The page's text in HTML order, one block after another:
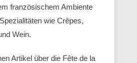
französischem Ambiente
wie Crêpes,
Wein.
Artikel über die Fête de la